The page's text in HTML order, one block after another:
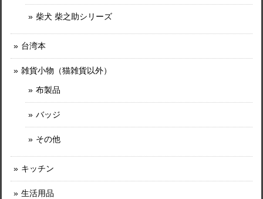
柴犬 柴之助シリーズ
台湾本
雑貨小物（猫雑貨以外）
布製品
バッジ
その他
キッチン
生活用品